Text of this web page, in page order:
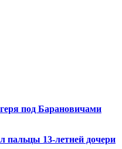
под Барановичами
пальцы 13-летней дочери